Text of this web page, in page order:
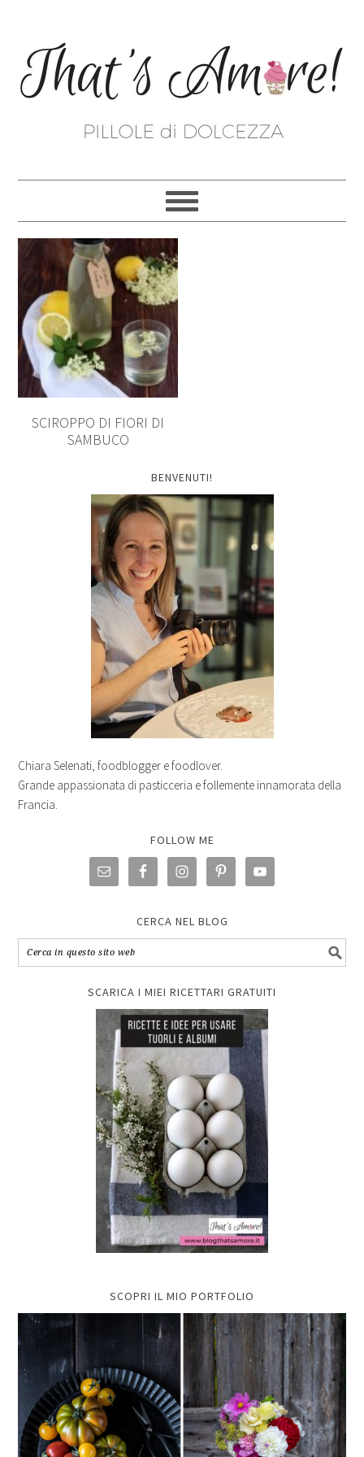
SCIROPPO DI FIORI DI
SAMBUCO
BENVENUTI!
Chiara Selenati, foodblogger e foodlover.
Grande appassionata di pasticceria e follemente innamorata della
Francia.
FOLLOW ME
CERCA NEL BLOG
SCARICA I MIEI RICETTARI GRATUITI
SCOPRI IL MIO PORTFOLIO